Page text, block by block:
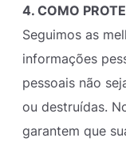
4. COMO
Seguimos as
informações
pessoais não
ou destruídas.
garantem que